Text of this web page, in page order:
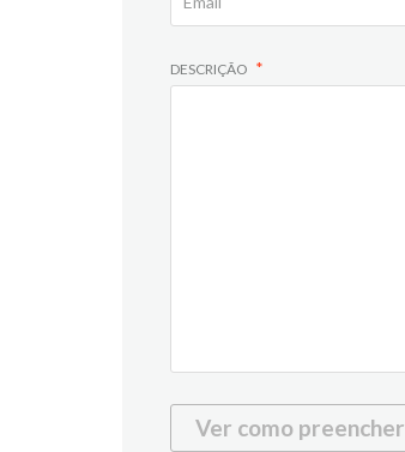
DESCRIÇÃO
Ver como preencher